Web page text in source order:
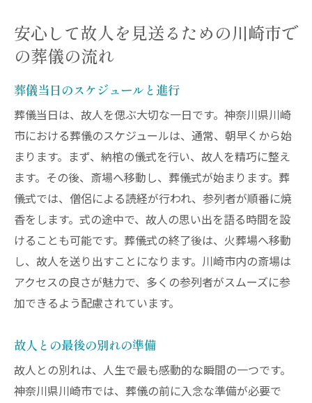
安心して故人を見送るための川崎市で
の葬儀の流れ
葬儀当日のスケジュールと進行
葬儀当日は、故人を偲ぶ大切な一日です。神奈川県川崎
市における葬儀のスケジュールは、通常、朝早くから始
まります。まず、納棺の儀式を行い、故人を精巧に整え
ます。その後、斎場へ移動し、葬儀式が始まります。葬
儀式では、僧侶による読経が行われ、参列者が順番に焼
香をします。式の途中で、故人の思い出を語る時間を設
けることも可能です。葬儀式の終了後は、火葬場へ移動
し、故人を送り出すことになります。川崎市内の斎場は
アクセスの良さが魅力で、多くの参列者がスムーズに参
加できるよう配慮されています。
故人との最後の別れの準備
故人との別れは、人生で最も感動的な瞬間の一つです。
神奈川県川崎市では、葬儀の前に入念な準備が必要で